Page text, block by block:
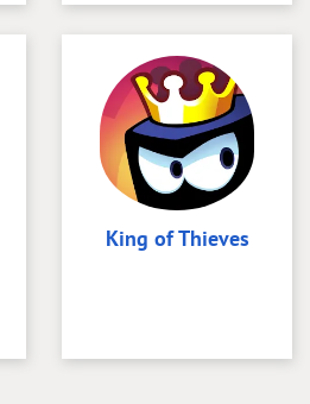
King of Thieves